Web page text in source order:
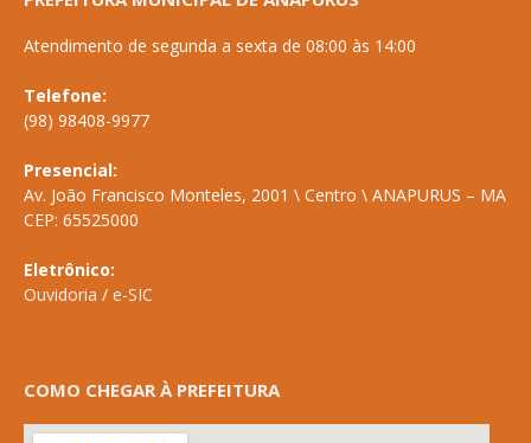
Atendimento de segunda a sexta de 08:00 às 14:00
Telefone:
(98) 98408-9977
Presencial:
Av. João Francisco Monteles, 2001 \ Centro \ ANAPURUS – MA
CEP: 65525000
Eletrônico:
Ouvidoria / e-SIC
COMO CHEGAR À PREFEITURA